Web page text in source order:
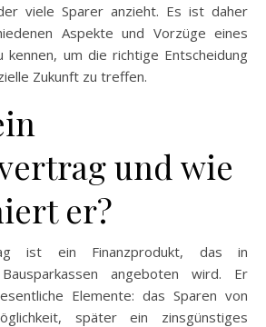
viele Sparer anzieht. Es ist daher
Aspekte und Vorzüge eines
kennen, um die richtige Entscheidung
Zukunft zu treffen.
und wie
er?
ist ein Finanzprodukt, das in
angeboten wird. Er
Elemente: das Sparen von
später ein zinsgünstiges